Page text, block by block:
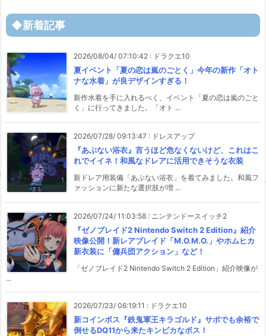
◆新着記事
2026/08/04/ 07:10:42 : ドラクエ10
夏イベント「夏の恋は嵐のごとく」今年の新作「オト
ナな水着」が良デザインすぎる！
新作水着を手に入れるべく、イベント「夏の恋は嵐のごと
く」に行ってきました。「オト ...
2026/07/28/ 09:13:47 : ドレスアップ
『あぶない浴衣』言うほど危なくないけど、これはこ
れでイイネ！和風なドレアに活用できそうな衣装
新ドレア用装備「あぶない浴衣」を着てみました。和風フ
ァッションに新たな選択肢が増 ...
2026/07/24/ 11:03:58 : ニンテンドースイッチ2
『ゼノブレイド2 Nintendo Switch 2 Edition』紹介
映像公開！新レアブレイド「M.O.M.O.」やホムヒカ
新衣装に「傭兵団アクション」など！
「ゼノブレイド2 Nintendo Switch 2 Edition」紹介映像が
...
2026/07/23/ 06:19:11 : ドラクエ10
新コインボス『鉄鬼軍王キラゴルド』サポでも余裕で
倒せるDQ11から来たキンピカなボス！